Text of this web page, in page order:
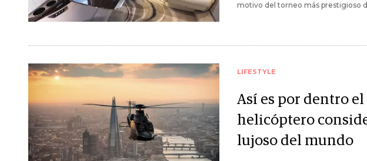
motivo del torneo más prestigioso
LIFESTYLE
Así es por dentro el
helicóptero
lujoso del mundo